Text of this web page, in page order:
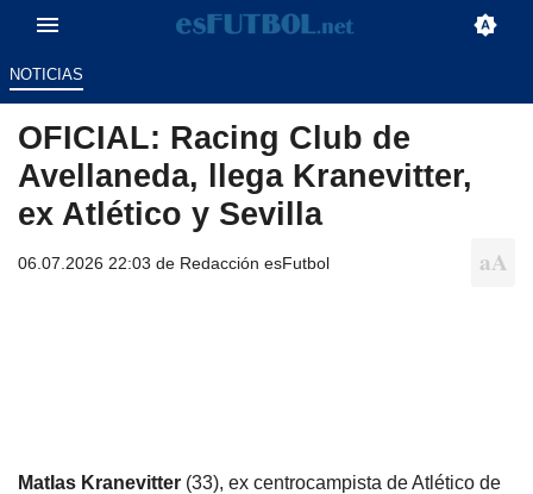
NOTICIAS
OFICIAL: Racing Club de
Avellaneda, llega Kranevitter,
ex Atlético y Sevilla
06.07.2026 22:03 de Redacción esFutbol
MatIas Kranevitter (33), ex centrocampista de Atlético de